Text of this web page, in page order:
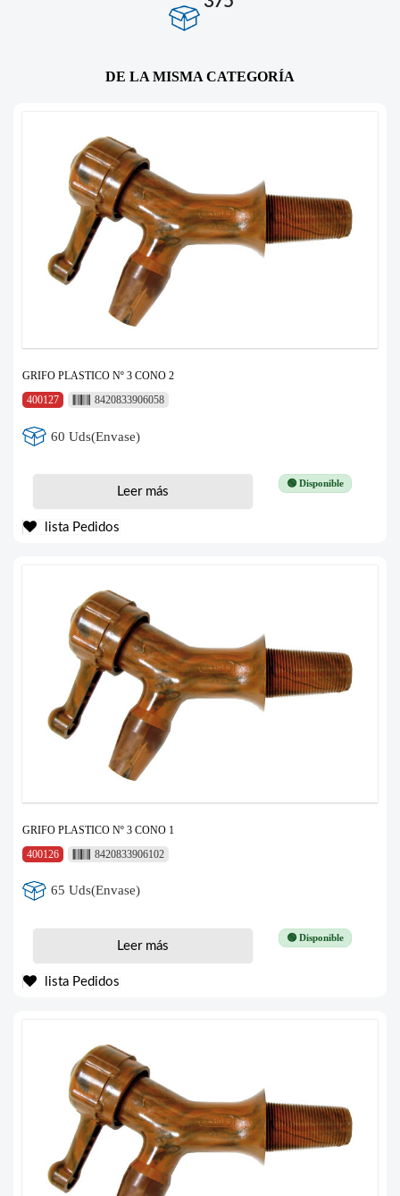
DE LA MISMA CATEGORÍA
GRIFO PLASTICO Nº 3 CONO 2
400127
8420833906058
60 Uds(Envase)
🟢 Disponible
Leer más
lista Pedidos
GRIFO PLASTICO Nº 3 CONO 1
400126
8420833906102
65 Uds(Envase)
🟢 Disponible
Leer más
lista Pedidos